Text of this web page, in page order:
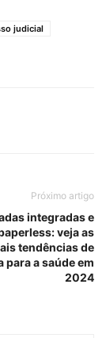
judicial
Próximo artigo
integradas e
veja as
tendências de
para a saúde em
2024